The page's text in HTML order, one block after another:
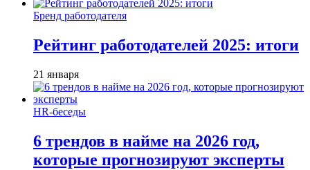
Бренд работодателя
Рейтинг работодателей 2025: итоги
21 января
HR-беседы
6 трендов в найме на 2026 год,
которые прогнозируют эксперты